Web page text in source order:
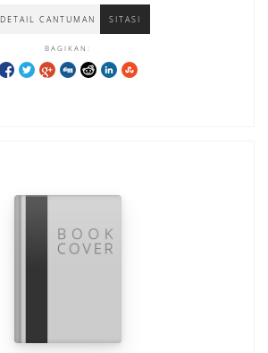
DETAIL CANTUMAN SITASI
BAGIKAN: